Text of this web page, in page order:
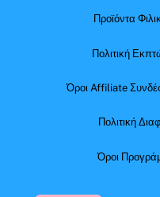
Προϊόντα
Πολιτική
Όροι Affiliate
Πολιτική
Όροι